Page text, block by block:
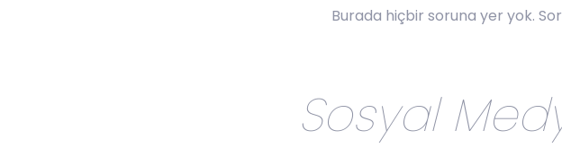
Burada hiçbir soruna yer yok.
Sosyal